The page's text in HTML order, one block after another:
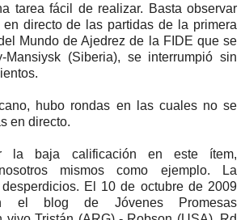
tarea fácil de realizar. Basta observar
directo de las partidas de la primera
Mundo de Ajedrez de la FIDE que se
Mansiysk (Siberia), se interrumpió sin
hubo rondas en las cuales no se
en directo.
la baja calificación en este ítem,
mismos como ejemplo. La
El 10 de octubre de 2009
el blog de Jóvenes Promesas